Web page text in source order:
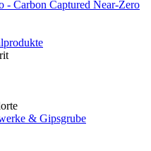
- Carbon Captured Near-Zero
& Gipsgrube